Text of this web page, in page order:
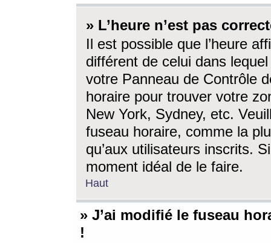
» L’heure n’est pas
Il est possible que l’heure
différent de celui dans
votre Panneau de Contrôle
horaire pour trouver votre
New York, Sydney, etc.
fuseau horaire, comme la
qu’aux utilisateurs inscrits.
moment idéal de le faire.
Haut
» J’ai modifié le fuseau
!